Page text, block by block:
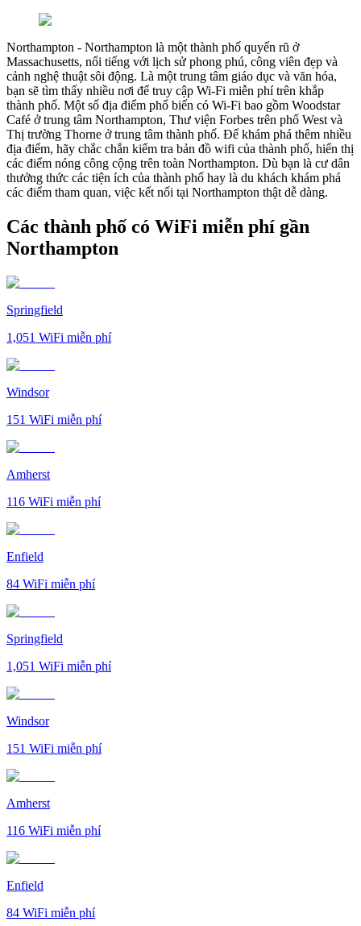
Northampton - Northampton là một thành phố quyến rũ ở
Massachusetts, nổi tiếng với lịch sử phong phú, công viên đẹp và
cảnh nghệ thuật sôi động. Là một trung tâm giáo dục và văn hóa,
bạn sẽ tìm thấy nhiều nơi để truy cập Wi-Fi miễn phí trên khắp
thành phố. Một số địa điểm phổ biến có Wi-Fi bao gồm Woodstar
Café ở trung tâm Northampton, Thư viện Forbes trên phố West và
Thị trường Thorne ở trung tâm thành phố. Để khám phá thêm nhiều
địa điểm, hãy chắc chắn kiểm tra bản đồ wifi của thành phố, hiển thị
các điểm nóng công cộng trên toàn Northampton. Dù bạn là cư dân
thưởng thức các tiện ích của thành phố hay là du khách khám phá
các điểm tham quan, việc kết nối tại Northampton thật dễ dàng.
Các thành phố có WiFi miễn phí gần
Northampton
Springfield
1,051 WiFi miễn phí
Windsor
151 WiFi miễn phí
Amherst
116 WiFi miễn phí
Enfield
84 WiFi miễn phí
Springfield
1,051 WiFi miễn phí
Windsor
151 WiFi miễn phí
Amherst
116 WiFi miễn phí
Enfield
84 WiFi miễn phí